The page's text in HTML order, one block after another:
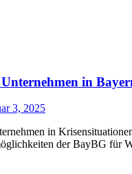
in
3, 2025
in
der BayBG für